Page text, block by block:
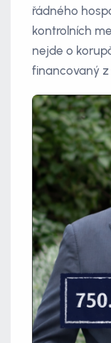
řádného
kontrolních
nejde o
financovaný